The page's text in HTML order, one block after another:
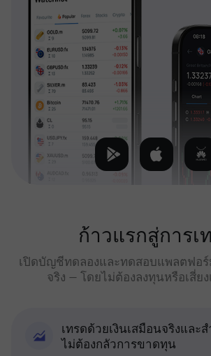
ก้าวแรกสู่การเ
เปิดบัญชีทดลองและทดสอบแพลตฟอ
จริง — โดยไม่ต้องลงทุนหรือเสี่ย
เทรดด้วยเงินเสมือนจริงและ
ไม่ต้องกลัวการขาดทุน